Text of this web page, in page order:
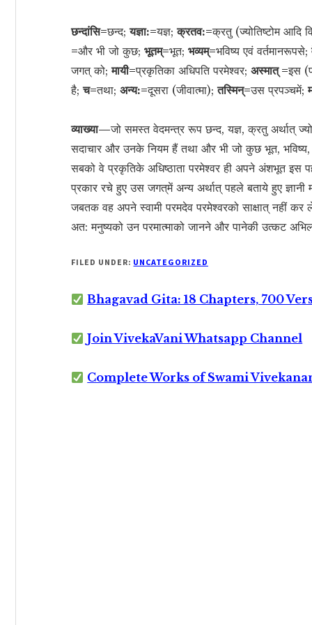
छन्दांसि=छन्द;यज्ञा:=यज्ञ;क्रतव:=क्रतु (ज्योतिष्टोम आदि
=और भी जो कुछ; भूतम्=भूत; भव्यम्=भविष्य एवं वर्तमानरूपसे;
जगत् को;मायी=प्रकृतिका अधिपति परमेश्वर; अस्मात् =इस
है;च=तथा; अन्य:=दूसरा (जीवात्मा);तस्मिन्=उस प्रपञ्चमें;
व्याख्या—जो समस्त वेदमन्त्र रूप छन्द, यज्ञ, क्रतु अर्थात्
सदाचार और उनके नियम हैं तथा और भी जो कुछ भूत, भविष्य,
सबको वे प्रकृतिके अधिष्ठाता परमेश्वर ही अपने अंशभूत इस
प्रकार रचे हुए उस जगत‍्में अन्य अर्थात् पहले बताये हुए ज्ञानी
जबतक वह अपने स्वामी परमदेव परमेश्वरको साक्षात् नहीं
अत: मनुष्यको उन परमात्माको जानने और पानेकी उत्कट
FILED UNDER: UNCATEGORIZED
Bhagavad Gita: 18 Chapters, 700
Join VivekaVani Whatsapp Channel
Complete Works of Swami